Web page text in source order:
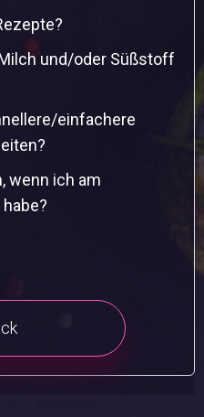
und/oder Süßstoff
einfachere
wenn ich am